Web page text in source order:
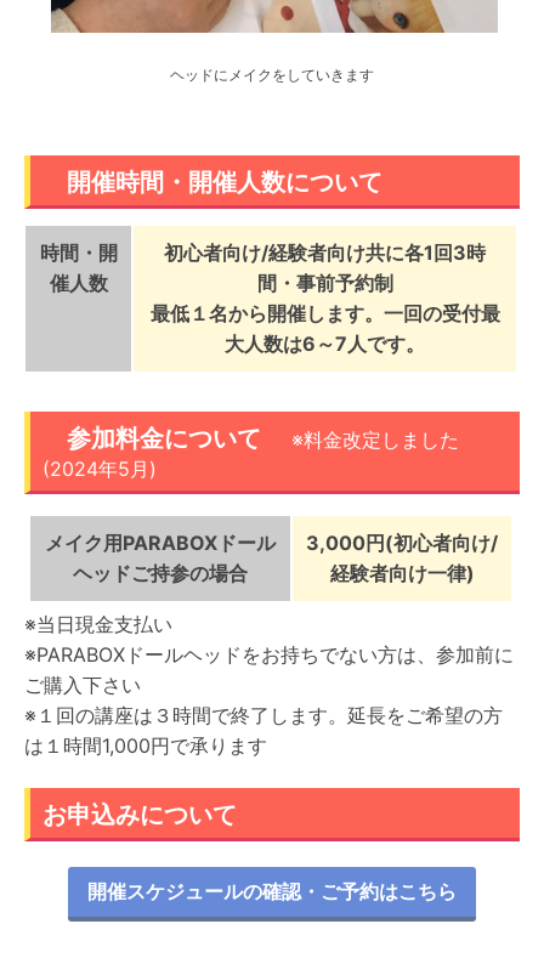
ヘッドにメイクをしていきます
開催時間・開催人数について
時間・開
催人数
初心者向け/経験者向け共に各1回3時
間・事前予約制
最低１名から開催します。一回の受付最
大人数は6～7人です。
参加料金について
※料金改定しました
(2024年5月)
メイク用PARABOXドール
ヘッドご持参の場合
3,000円(初心者向け/
経験者向け一律)
※当日現金支払い
※PARABOXドールヘッドをお持ちでない方は、参加前に
ご購入下さい
※１回の講座は３時間で終了します。延長をご希望の方
は１時間1,000円で承ります
お申込みについて
開催スケジュールの確認・ご予約はこちら